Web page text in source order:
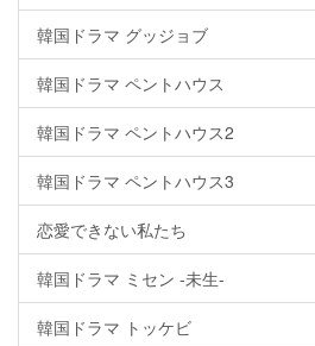
韓国ドラマ グッジョブ
韓国ドラマ ペントハウス
韓国ドラマ ペントハウス2
韓国ドラマ ペントハウス3
恋愛できない私たち
韓国ドラマ ミセン -未生-
韓国ドラマ トッケビ